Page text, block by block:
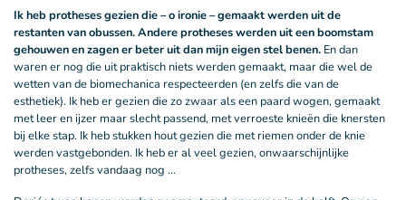
Ik heb protheses gezien die – o ironie – gemaakt werden uit de
restanten van obussen. Andere protheses werden uit een boomstam
gehouwen en zagen er beter uit dan mijn eigen stel benen. En dan
waren er nog die uit praktisch niets werden gemaakt, maar die wel de
wetten van de biomechanica respecteerden (en zelfs die van de
esthetiek). Ik heb er gezien die zo zwaar als een paard wogen, gemaakt
met leer en ijzer maar slecht passend, met verroeste knieën die knersten
bij elke stap. Ik heb stukken hout gezien die met riemen onder de knie
werden vastgebonden. Ik heb er al veel gezien, onwaarschijnlijke
protheses, zelfs vandaag nog …